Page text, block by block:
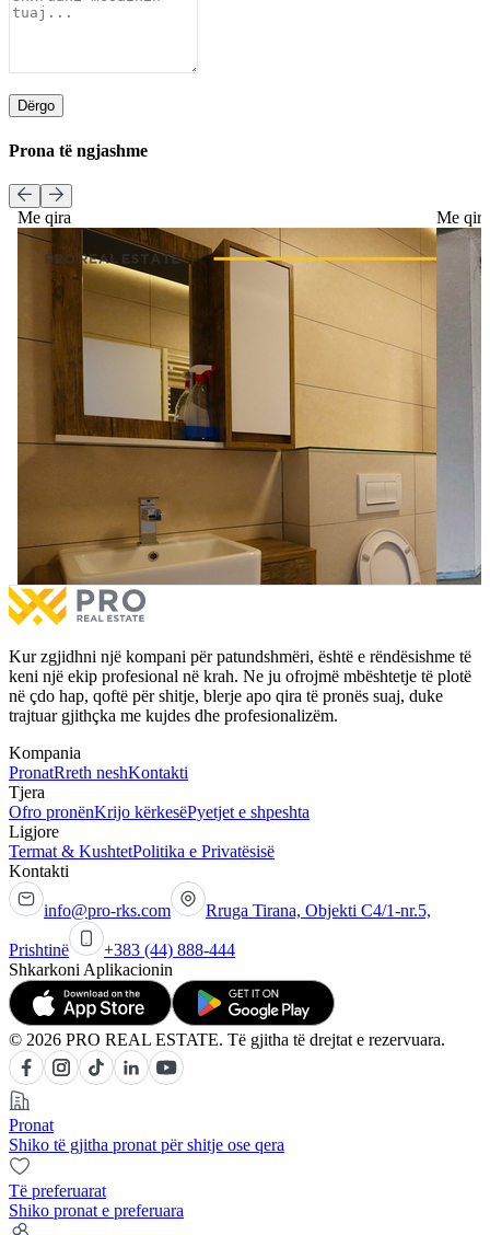
Dërgo
Prona të ngjashme
Me qira
Lokal 100m² me #QIRA në Emshir – Kalabri.
Lokal 100m² me #QIRA në Emshir – Kalabri.
1 hapësirë
2 banjo Më shumë
Me qira
Më
Kur zgjidhni një kompani për patundshmëri, është e rëndësishme të
keni një ekip profesional në krah. Ne ju ofrojmë mbështetje të plotë
në çdo hap, qoftë për shitje, blerje apo qira të pronës suaj, duke
trajtuar gjithçka me kujdes dhe profesionalizëm.
Kompania
PronatRreth neshKontakti
Tjera
Ofro pronënKrijo kërkesëPyetjet e shpeshta
Ligjore
Termat & KushtetPolitika e Privatësisë
Kontakti
info@pro-rks.com Rruga Tirana, Objekti C4/1-nr.5,
Prishtinë
+383 (44) 888-444
Shkarkoni Aplikacionin
© 2026 PRO REAL ESTATE. Të gjitha të drejtat e rezervuara.
Pronat
Shiko të gjitha pronat për shitje ose qera
Të preferuarat
Shiko pronat e preferuara